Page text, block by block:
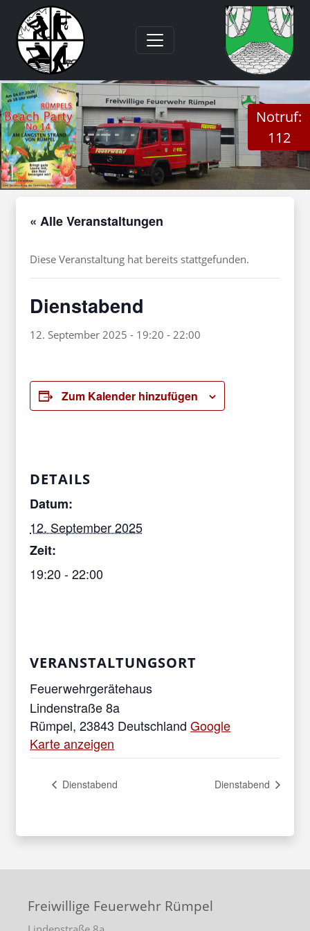
Notruf:
112
« Alle Veranstaltungen
Diese Veranstaltung hat bereits stattgefunden.
Dienstabend
12. September 2025 - 19:20 - 22:00
Zum Kalender hinzufügen
DETAILS
Datum:
12. September 2025
Zeit:
19:20 - 22:00
VERANSTALTUNGSORT
Feuerwehrgerätehaus
Lindenstraße 8a
Rümpel, 23843 Deutschland Google
Karte anzeigen
Dienstabend Dienstabend
Freiwillige Feuerwehr Rümpel